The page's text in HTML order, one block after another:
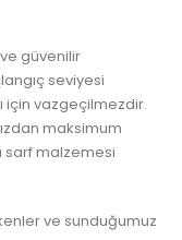
ve güvenilir
seviyesi
için vazgeçilmezdir.
maksimum
sarf malzemesi
ve sunduğumuz